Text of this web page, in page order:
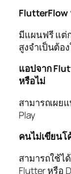
FlutterFlow
มีแผนฟรี แต่
สูงจำเป็นต้อ
แอปจาก
หรือไม่
สามารถเผย
Play
คนไม่เขียนโ
สามารถใช้ไ
Flutter หรือ